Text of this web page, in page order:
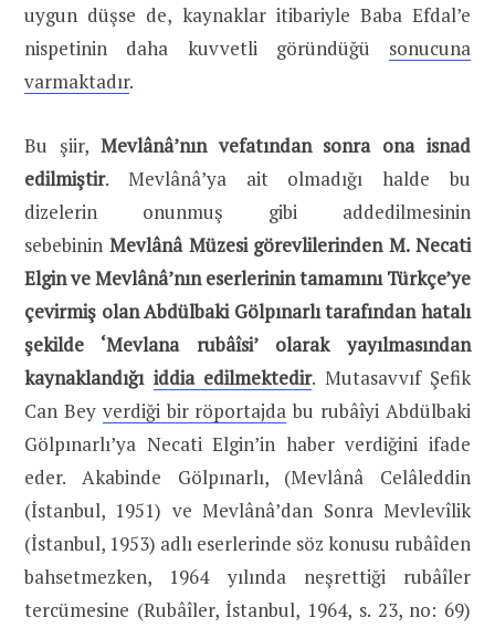
uygun düşse de, kaynaklar itibariyle Baba Efdal’e
nispetinin daha kuvvetli göründüğü sonucuna
varmaktadır.
Bu şiir, Mevlânâ’nın vefatından sonra ona isnad
edilmiştir. Mevlânâ’ya ait olmadığı halde bu
dizelerin onunmuş gibi addedilmesinin
sebebinin Mevlânâ Müzesi görevlilerinden M. Necati
Elgin ve Mevlânâ’nın eserlerinin tamamını Türkçe’ye
çevirmiş olan Abdülbaki Gölpınarlı tarafından hatalı
şekilde ‘Mevlana rubâîsi’ olarak yayılmasından
kaynaklandığı iddia edilmektedir. Mutasavvıf Şefik
Can Bey verdiği bir röportajda bu rubâîyi Abdülbaki
Gölpınarlı’ya Necati Elgin’in haber verdiğini ifade
eder. Akabinde Gölpınarlı, (Mevlânâ Celâleddin
(İstanbul, 1951) ve Mevlânâ’dan Sonra Mevlevîlik
(İstanbul, 1953) adlı eserlerinde söz konusu rubâîden
bahsetmezken, 1964 yılında neşrettiği rubâîler
tercümesine (Rubâîler, İstanbul, 1964, s. 23, no: 69)